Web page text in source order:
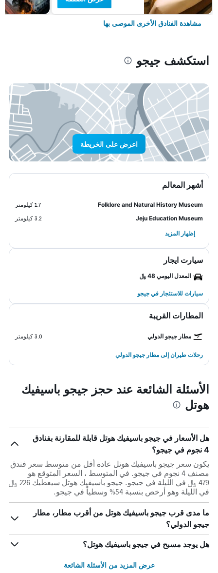
مشاهدة الفنادق الأخرى الموصى بها
استكشف جيجو
اعرض على الخريطة
أشهر المعالم
Folklore and Natural History Museum
1.7 كيلومتر
Jeju Education Museum
3.2 كيلومتر
إظهار المزيد
سيارت ايجار
المعدل اليومي 48 ﷼
سيارات للاستئجار في جيجو
المطارات القريبة
مطار جيجو الدولي 3.0 كيلومتر
رحلات طيران إلى مطار جيجو الدولي
الأسئلة الشائعة عند حجز جيجو باسيفيك
هوتل
هل الأسعار في جيجو باسيفيك هوتل قابلة للمقارنة بفنادق
4 نجوم في جيجو؟
يكون سعر جيجو باسيفيك هوتل عادة أقل من متوسط ​​سعر فندق
مصنف 4 نجوم في جيجو. في المتوسط ، السعر المتوقع هو
479 ﷼ في الليلة في جيجو. جيجو باسيفيك هوتل سيعطيك 226 ﷼
في الليلة وهو أرخص بنسبة 54% وسطياً في جيجو.
ما مدى قرب جيجو باسيفيك هوتل من أقرب مطار، مطار
جيجو الدولي؟
هل يوجد مسبح في جيجو باسيفيك هوتل؟
عرض المزيد من الأسئلة الشائعة